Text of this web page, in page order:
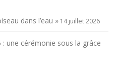
dans l’eau » 14 juillet 2026
une cérémonie sous la grâce